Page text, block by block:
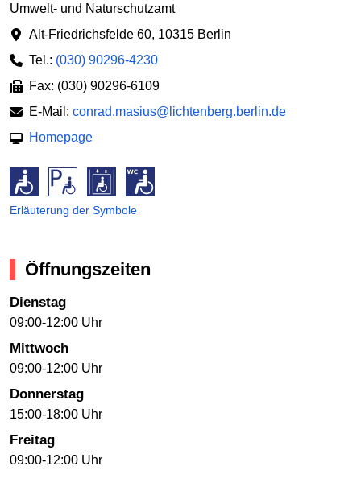
Umwelt- und Naturschutzamt
Alt-Friedrichsfelde 60, 10315 Berlin
Tel.: (030) 90296-4230
Fax: (030) 90296-6109
E-Mail: conrad.masius@lichtenberg.berlin.de
Homepage
Erläuterung der Symbole
Öffnungszeiten
Dienstag
09:00-12:00 Uhr
Mittwoch
09:00-12:00 Uhr
Donnerstag
15:00-18:00 Uhr
Freitag
09:00-12:00 Uhr